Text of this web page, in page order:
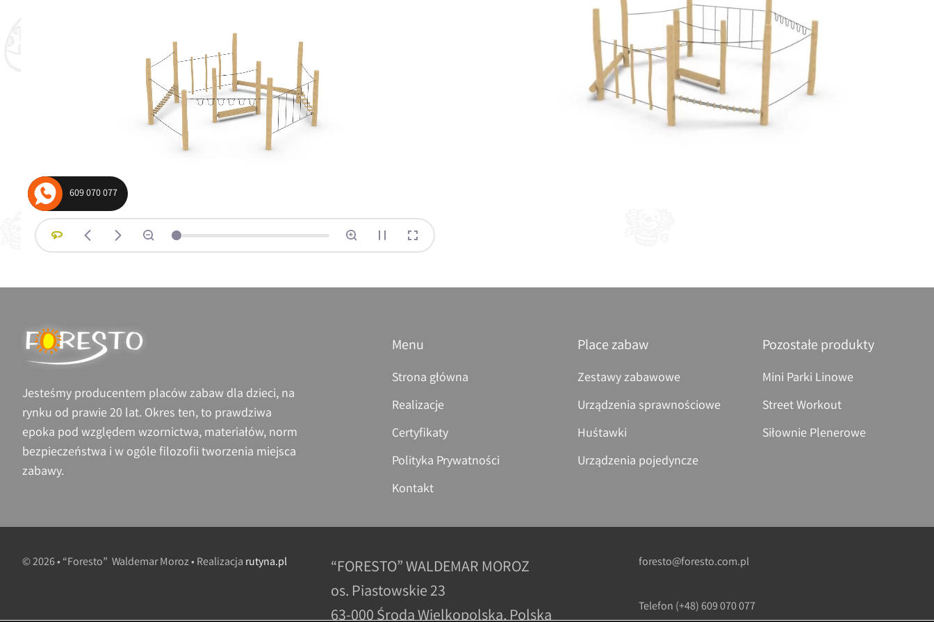
plac zabaw
Jesteśmy producentem placów zabaw dla dzieci, na
rynku od prawie 20 lat. Okres ten, to prawdziwa
epoka pod względem wzornictwa, materiałów, norm
bezpieczeństwa i w ogóle filozofii tworzenia miejsca
zabawy.
Menu
Strona główna
Realizacje
Certyfikaty
Polityka Prywatności
Kontakt
Place zabaw
Zestawy zabawowe
Urządzenia sprawnościowe
Huśtawki
Urządzenia pojedyncze
Pozostałe produkty
Mini Parki Linowe
Street Workout
Siłownie Plenerowe
© 2026 • “Foresto” Waldemar Moroz • Realizacja rutyna.pl
“FORESTO” WALDEMAR MOROZ
os. Piastowskie 23
63-000 Środa Wielkopolska, Polska
foresto@foresto.com.pl
Telefon (+48) 609 070 077
609 070 077